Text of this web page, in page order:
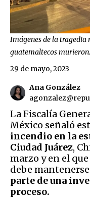
Imágenes de la tragedia
guatemaltecos murieron.
Ana González
29 de mayo, 2023
La Fiscalía
México señaló
incendio en la
Ciudad Juárez,
marzo y en el
debe mantenerse
parte de una
proceso.